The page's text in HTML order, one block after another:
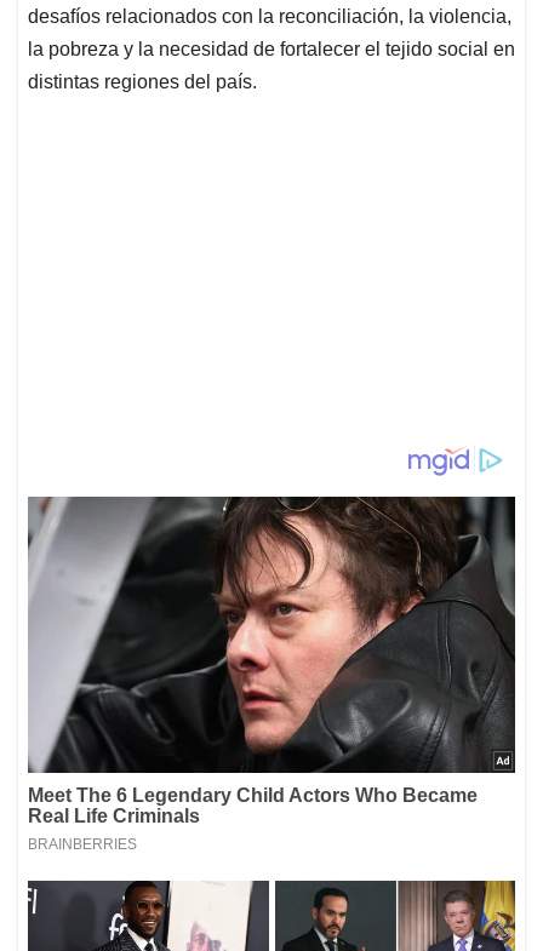
desafíos relacionados con la reconciliación, la violencia,
la pobreza y la necesidad de fortalecer el tejido social en
distintas regiones del país.